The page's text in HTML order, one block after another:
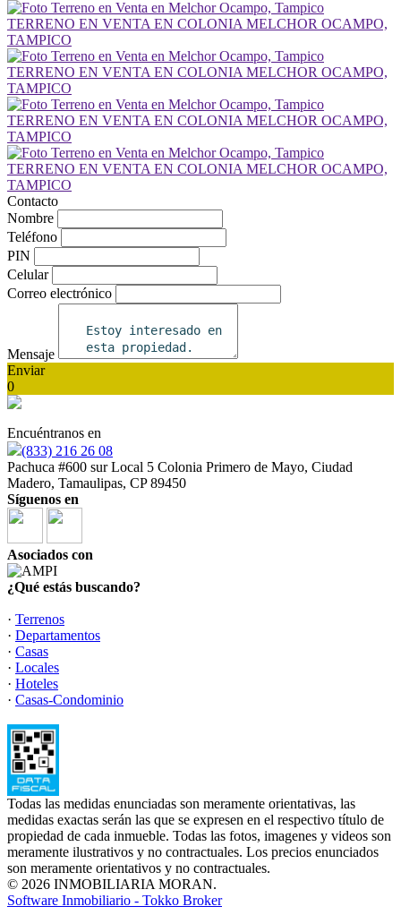
Contacto
Nombre
Teléfono
PIN
Celular
Correo electrónico
Mensaje
Enviar
0
Encuéntranos en
(833) 216 26 08
Pachuca #600 sur Local 5 Colonia Primero de Mayo, Ciudad
Madero, Tamaulipas, CP 89450
Síguenos en
Asociados con
¿Qué estás buscando?
· Terrenos
· Departamentos
· Casas
· Locales
· Hoteles
· Casas-Condominio
Todas las medidas enunciadas son meramente orientativas, las
medidas exactas serán las que se expresen en el respectivo título de
propiedad de cada inmueble. Todas las fotos, imagenes y videos son
meramente ilustrativos y no contractuales. Los precios enunciados
son meramente orientativos y no contractuales.
© 2026 INMOBILIARIA MORAN.
Software Inmobiliario - Tokko Broker